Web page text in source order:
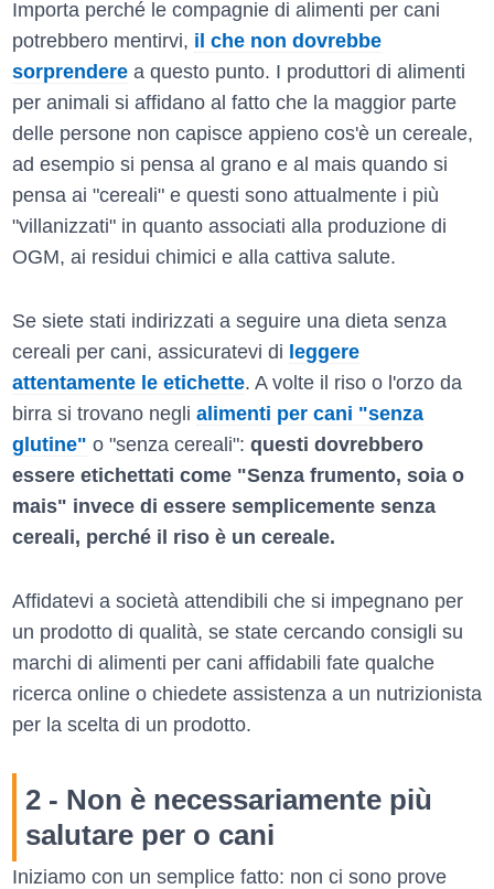
Importa perché le compagnie di alimenti per cani
potrebbero mentirvi, il che non dovrebbe
sorprendere a questo punto. I produttori di alimenti
per animali si affidano al fatto che la maggior parte
delle persone non capisce appieno cos'è un cereale,
ad esempio si pensa al grano e al mais quando si
pensa ai "cereali" e questi sono attualmente i più
"villanizzati" in quanto associati alla produzione di
OGM, ai residui chimici e alla cattiva salute.
Se siete stati indirizzati a seguire una dieta senza
cereali per cani, assicuratevi di leggere
attentamente le etichette. A volte il riso o l'orzo da
birra si trovano negli alimenti per cani "senza
glutine" o "senza cereali": questi dovrebbero
essere etichettati come "Senza frumento, soia o
mais" invece di essere semplicemente senza
cereali, perché il riso è un cereale.
Affidatevi a società attendibili che si impegnano per
un prodotto di qualità, se state cercando consigli su
marchi di alimenti per cani affidabili fate qualche
ricerca online o chiedete assistenza a un nutrizionista
per la scelta di un prodotto.
2 - Non è necessariamente più
salutare per o cani
Iniziamo con un semplice fatto: non ci sono prove